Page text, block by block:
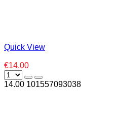
Quick View
€14.00
14.00 101557093038